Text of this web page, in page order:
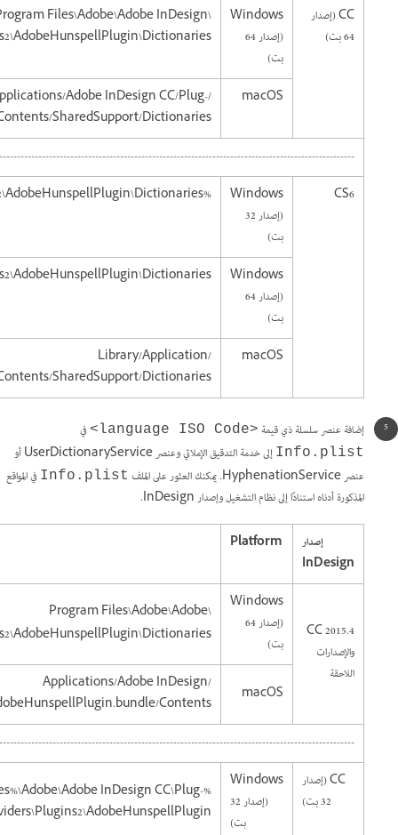
CC (إصدار
64 بت)
Windows
(إصدار 64
بت)
Files\Adobe\Adobe InDesign
macOS
Adobe InDesign CC/Plug-
SharedSupport/Dictionaries
CS6
Windows
(إصدار 32
بت)
%ProgramFiles%\Common Files\Adobe\Linguistics\6.0\Providers\Plugins2\AdobeHunspellPlugin\Dictionaries
Windows
(إصدار 64
بت)
macOS
/Library/Application
SharedSupport/Dictionaries
إضافة عنصر سلسلة ذي قيمة <language ISO Code> في
Info.plist
إلى خدمة التدقيق الإملائي وعنصر UserDictionaryService أو
عنصر HyphenationService. يمكنك العثور على الملف
Info.plist في المواقع
المذكورة أدناه استنادًا إلى نظام التشغيل وإصدار InDesign.
إصدار
InDesign
Platform
CC 2015.4
والإصدارات
اللاحقة
Windows
(إصدار 64
بت)
\Program Files\Adobe\Adobe
macOS
/Applications/Adobe InDesign
Contents/
CC (إصدار
32 بت)
Windows
(إصدار 32
بت)
InDesign CC\Plug-